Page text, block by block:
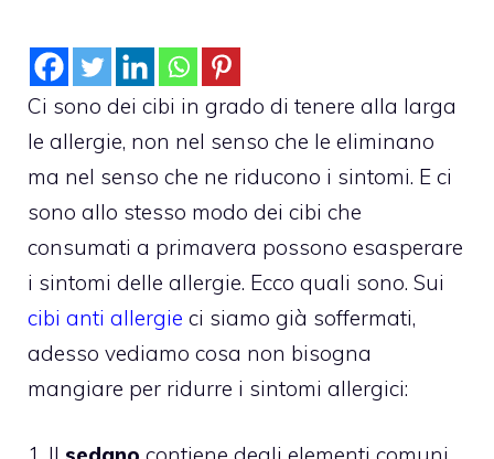
Ci sono dei cibi in grado di tenere alla larga
le allergie, non nel senso che le eliminano
ma nel senso che ne riducono i sintomi. E ci
sono allo stesso modo dei cibi che
consumati a primavera possono esasperare
i sintomi delle allergie. Ecco quali sono. Sui
cibi anti allergie ci siamo già soffermati,
adesso vediamo cosa non bisogna
mangiare per ridurre i sintomi allergici: